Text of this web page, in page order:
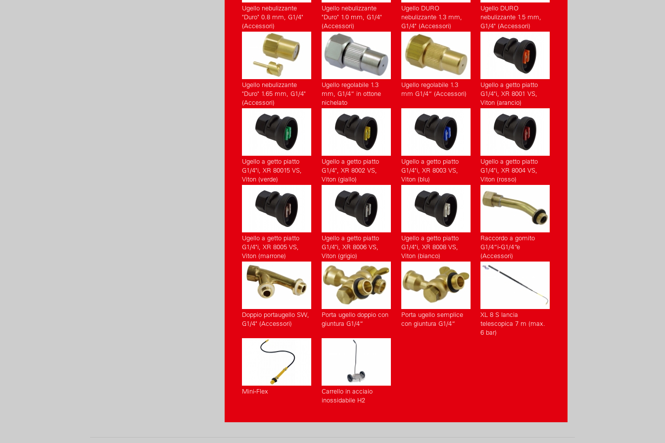
Ugello nebulizzante
"Duro" 0.8 mm, G1/4"
(Accessori)
Ugello nebulizzante
"Duro" 1.0 mm, G1/4"
(Accessori)
Ugello DURO
nebulizzante 1.3 mm,
G1/4" (Accessori)
Ugello DURO
nebulizzante 1.5 mm,
G1/4" (Accessori)
Ugello nebulizzante
"Duro" 1.65 mm, G1/4"
(Accessori)
Ugello regolabile 1.3
mm, G1/4“ in ottone
nichelato
Ugello regolabile 1.3
mm G1/4“ (Accessori)
Ugello a getto piatto
G1/4"i, XR 8001 VS,
Viton (arancio)
Ugello a getto piatto
G1/4"i, XR 80015 VS,
Viton (verde)
Ugello a getto piatto
G1/4", XR 8002 VS,
Viton (giallo)
Ugello a getto piatto
G1/4"i, XR 8003 VS,
Viton (blu)
Ugello a getto piatto
G1/4"i, XR 8004 VS,
Viton (rosso)
Ugello a getto piatto
G1/4"i, XR 8005 VS,
Viton (marrone)
Ugello a getto piatto
G1/4"i, XR 8006 VS,
Viton (grigio)
Ugello a getto piatto
G1/4"i, XR 8008 VS,
Viton (bianco)
Raccordo a gomito
G1/4“i-G1/4“e
(Accessori)
Doppio portaugello SW,
G1/4" (Accessori)
Porta ugello doppio con
giuntura G1/4“
Porta ugello semplice
con giuntura G1/4“
XL 8 S lancia
telescopica 7 m (max.
6 bar)
Mini-Flex
Carrello in acciaio
inossidabile H2